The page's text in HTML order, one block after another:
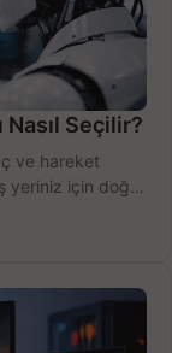
Nasıl Seçilir?
ve hareket
yeriniz için doğru